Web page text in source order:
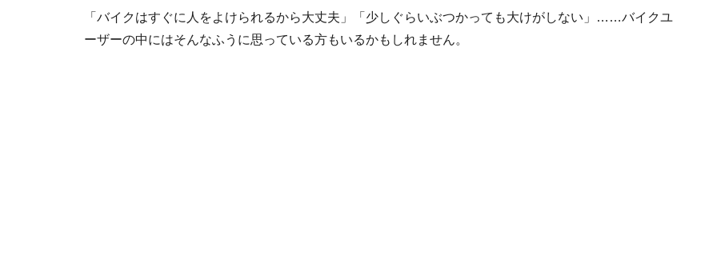
「バイクはすぐに人をよけられるから大丈夫」「少しぐらいぶつかっても大けがしない」……バイクユ
ーザーの中にはそんなふうに思っている方もいるかもしれません。